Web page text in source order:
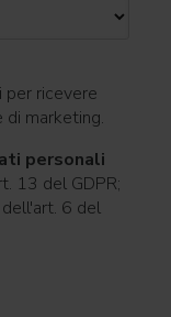
ricevere
di marketing.
personali
13 del GDPR;
6 del